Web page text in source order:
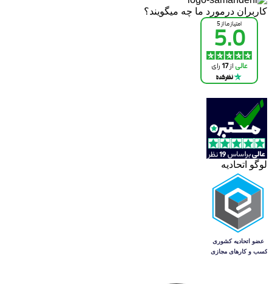
کاربران درمورد ما چه میگویند؟
لوگو اتحادیه